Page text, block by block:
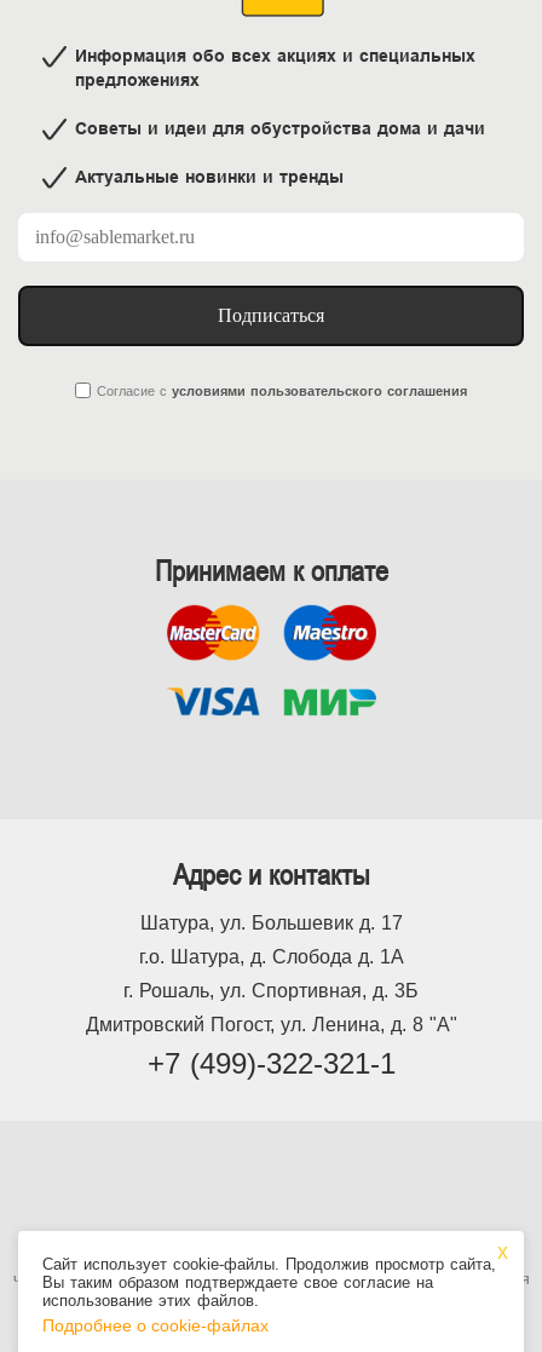
Информация обо всех акциях и специальных
предложениях
Советы и идеи для обустройства дома и дачи
Актуальные новинки и тренды
Подписаться
Согласие с условиями пользовательского соглашения
Принимаем к оплате
Адрес и контакты
Шатура, ул. Большевик д. 17
г.о. Шатура, д. Слобода д. 1А
г. Рошаль, ул. Спортивная, д. 3Б
Дмитровский Погост, ул. Ленина, д. 8 "А"
+7 (499)-322-321-1
Используя сайт, вы принимаетеПользовательское соглашение, в том
числе условия использования cookie. Информация на сайте не является
публичной офертой.
Сайт использует cookie-файлы. Продолжив просмотр сайта,
Вы таким образом подтверждаете свое согласие на
использование этих файлов.
Подробнее о cookie-файлах